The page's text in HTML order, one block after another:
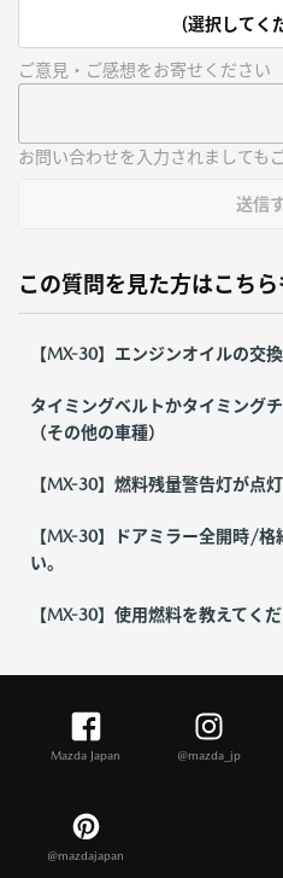
(選択してく
ご意見・ご感想をお寄せください
お問い合わせを入力されましても
送信
この質問を見た方はこち
【MX-30】エンジンオイルの交
タイミングベルトかタイミング
（その他の車種）
【MX-30】燃料残量警告灯が点
【MX-30】ドアミラー全開時/
い。
【MX-30】使用燃料を教えてくだ
Mazda Japan @mazda_jp
@mazdajapan